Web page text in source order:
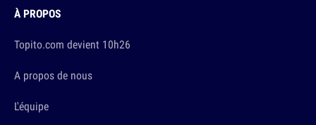
À PROPOS
Topito.com devient 10h26
A propos de nous
L'équipe